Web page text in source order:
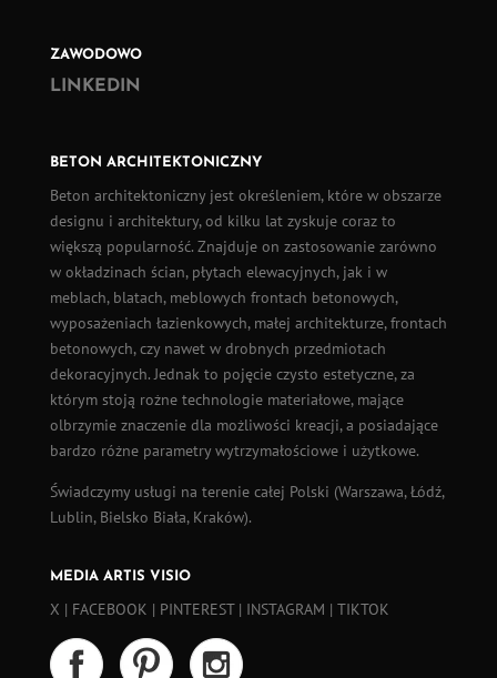
ZAWODOWO
LINKEDIN
BETON ARCHITEKTONICZNY
Beton architektonicznyjest określeniem, które w obszarze
designu i architektury, od kilku lat zyskuje coraz to
większą popularność. Znajduje on zastosowanie zarówno
w okładzinach ścian, płytach elewacyjnych, jak i w
meblach, blatach, meblowych frontach betonowych,
wyposażeniach łazienkowych, małej architekturze, frontach
betonowych, czy nawet w drobnych przedmiotach
dekoracyjnych. Jednak to pojęcie czysto estetyczne, za
którym stoją rożne technologie materiałowe, mające
olbrzymie znaczenie dla możliwości kreacji, a posiadające
bardzo różne parametry wytrzymałościowe i użytkowe.
Świadczymy usługi na terenie całej Polski (Warszawa,Łódź,
Lublin, Bielsko Biała, Kraków).
MEDIA ARTIS VISIO
X | FACEBOOK | PINTEREST| INSTAGRAM | TIKTOK